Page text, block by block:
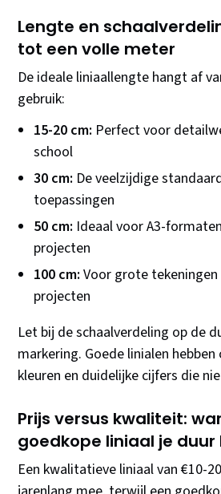
Lengte en
tot een volle meter
De ideale liniaallengte hangt af
gebruik:
15-20 cm: Perfect voor
school
30 cm: De veelzijdige
toepassingen
50 cm: Ideaal voor A3-
projecten
100 cm: Voor grote
projecten
Let bij de schaalverdeling op de
markering. Goede linialen
kleuren en duidelijke cijfers die
Prijs versus kwaliteit:
goedkope liniaal je
Een kwalitatieve liniaal van €10-